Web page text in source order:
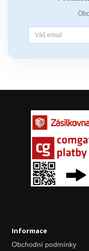
Informace
Obchodní podmínky